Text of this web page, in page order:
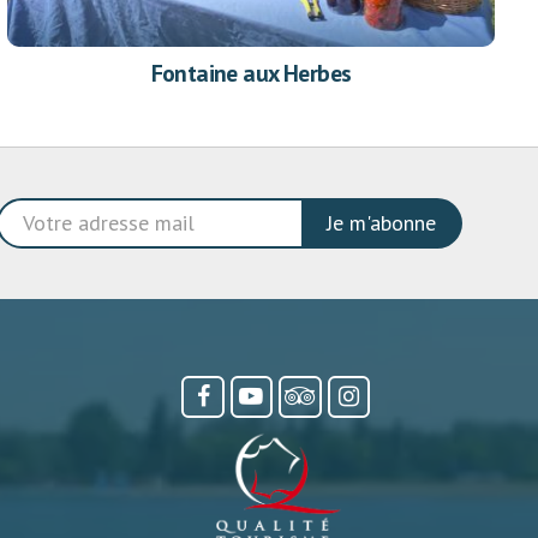
Fontaine aux Herbes
Je m'abonne